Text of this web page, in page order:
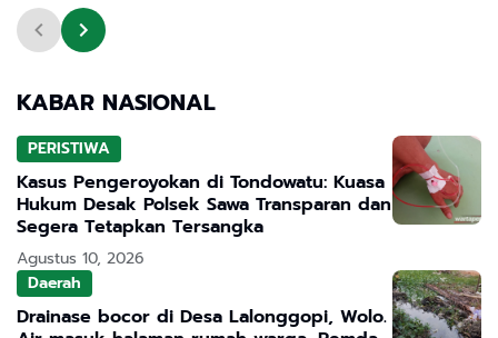
KABAR NASIONAL
PERISTIWA
Kasus Pengeroyokan di Tondowatu: Kuasa
Hukum Desak Polsek Sawa Transparan dan
Segera Tetapkan Tersangka
Agustus 10, 2026
Daerah
Drainase bocor di Desa Lalonggopi, Wolo.